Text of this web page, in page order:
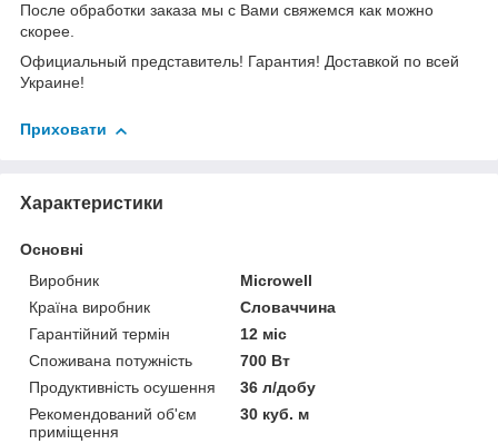
После обработки заказа мы с Вами свяжемся как можно
скорее.
Официальный представитель! Гарантия! Доставкой по всей
Украине!
Приховати
Характеристики
Основні
Виробник
Microwell
Країна виробник
Словаччина
Гарантійний термін
12 міс
Споживана потужність
700 Вт
Продуктивність осушення
36 л/добу
Рекомендований об'єм
приміщення
30 куб. м